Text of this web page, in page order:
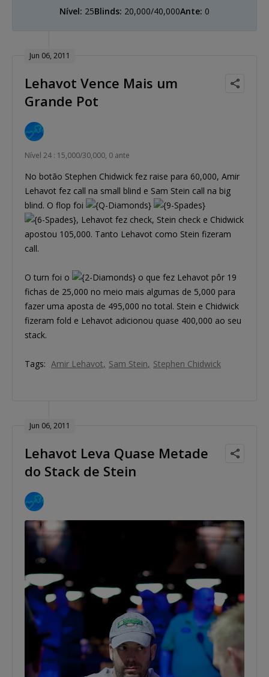
Nível: 25Blinds: 20,000/40,000Ante: 0
Jun 06, 2011
Lehavot Vence Mais um
Grande Pot
Nível 24 : 15,000/30,000, 0 ante
No botão Stephen Chidwick fez raise para 60,000, Amir
Lehavot fez call na small blind e Sam Stein call na big
blind. O flop foi
, Lehavot fez check, Stein check e Chidwick
apostou 105,000. Tanto Lehavot como Stein fizeram
call.
O turn foi o
o que fez Lehavot pôr 19
fichas de 25,000 no meio mais algumas de 5,000 para
fazer uma aposta de 495,000 no total. Stein e Chidwick
fizeram fold e Lehavot adicionou quase 400,000 ao seu
stack.
Tags: Amir Lehavot Sam Stein Stephen Chidwick
Jun 06, 2011
Lehavot Leva Quase Metade
do Stack de Stein